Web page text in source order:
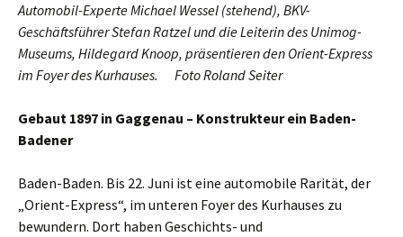
Automobil-Experte Michael Wessel (stehend), BKV-
Geschäftsführer Stefan Ratzel und die Leiterin des Unimog-
Museums, Hildegard Knoop, präsentieren den Orient-Express
im Foyer des Kurhauses. Foto Roland Seiter
Gebaut 1897 in Gaggenau – Konstrukteur ein Baden-
Badener
Baden-Baden. Bis 22. Juni ist eine automobile Rarität, der
„Orient-Express“, im unteren Foyer des Kurhauses zu
bewundern. Dort haben Geschichts- und